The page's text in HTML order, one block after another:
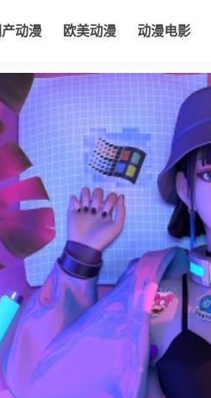
产动漫 欧美动漫 动漫电影
漫电影 动态漫画